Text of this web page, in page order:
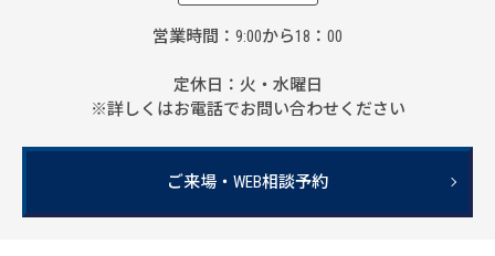
営業時間 9:00から18：00
定休日
火・水曜日
※詳しくはお電話でお問い合わせください
ご来場・WEB相談予約